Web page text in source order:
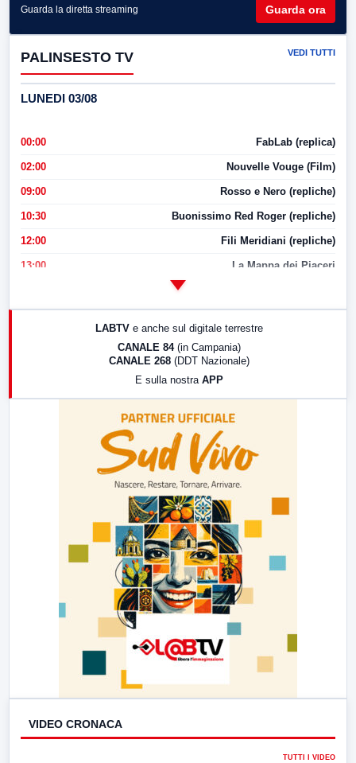
Guarda la diretta streaming Guarda ora
PALINSESTO TV VEDI TUTTI
LUNEDI 03/08
00:00 FabLab (replica)
02:00 Nouvelle Vouge (Film)
09:00 Rosso e Nero (repliche)
10:30 Buonissimo Red Roger (repliche)
12:00 Fili Meridiani (repliche)
13:00 La Mappa dei Piaceri
17:00 LabNews (replica)
LABTV e anche sul digitale terrestre
CANALE 84 (in Campania)
CANALE 268 (DDT Nazionale)
E sulla nostra APP
VIDEO CRONACA
TUTTI I VIDEO